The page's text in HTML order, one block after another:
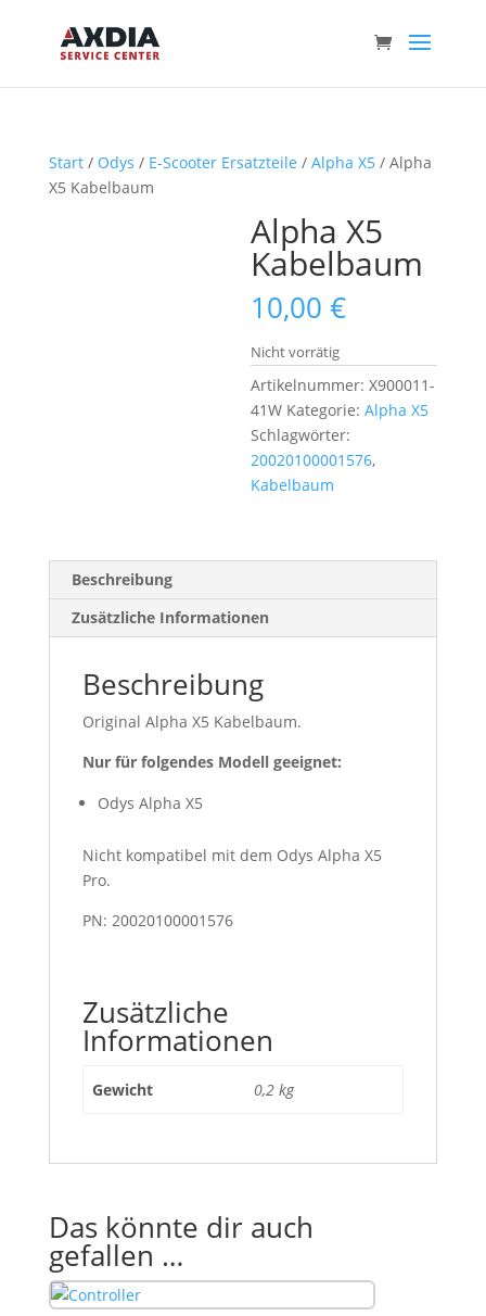
Start/ Odys / E-Scooter Ersatzteile / Alpha X5/ Alpha
X5 Kabelbaum
Alpha X5
Kabelbaum
10,00€
Nicht vorrätig
Artikelnummer:X900011-
41W Kategorie:Alpha X5
Schlagwörter:
20020100001576,
Kabelbaum
Beschreibung
Zusätzliche Informationen
Beschreibung
Original Alpha X5 Kabelbaum.
Nur für folgendes Modell geeignet:
Odys Alpha X5
Nicht kompatibel mit dem Odys Alpha X5
Pro.
PN: 20020100001576
Zusätzliche
Informationen
Gewicht 0,2 kg
Das könnte dir auch
gefallen …